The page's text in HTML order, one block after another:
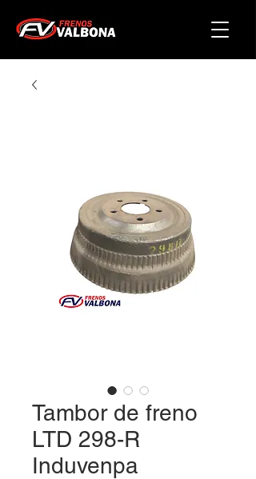
Tambor de freno
LTD 298-R
Induvenpa